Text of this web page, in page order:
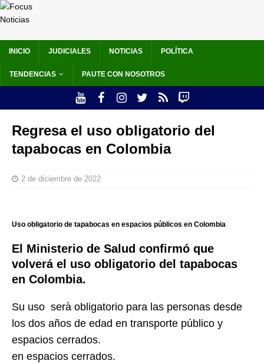
INICIO JUDICIALES NOTICIAS POLÍTICA
TENDENCIAS PAUTE CON NOSOTROS
Regresa el uso obligatorio del
tapabocas en Colombia
2 de diciembre de 2022
Uso obligatorio de tapabocas en espacios públicos en Colombia
El Ministerio de Salud confirmó que
volverá el uso obligatorio del tapabocas
en Colombia.
Su uso serà obligatorio para las personas desde
los dos años de edad en transporte público y
espacios cerrados.
en espacios cerrados.